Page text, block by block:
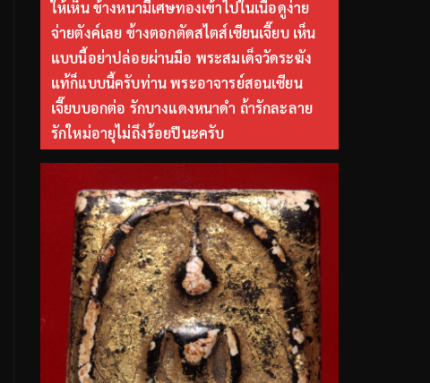
ให้เห็น ข้างหนามีเศษทองเข้าไปในเนื้อดูง่าย
จ่ายตังค์เลย ข้างตอกตัดสไตส์เซียนเจี๊ยบ เห็น
แบบนี้อย่าปล่อยผ่านมือ พระสมเด็จวัดระฆัง
แท้ก็แบบนี้ครับท่าน พระอาจารย์สอนเซียน
เจี๊ยบบอกต่อ รักบางแดงหนาดำ ถ้ารักละลาย
รักใหม่อายุไม่ถึงร้อยปีนะครับ